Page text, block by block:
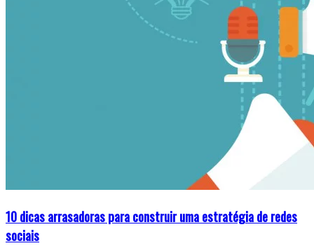
10 dicas arrasadoras para construir uma estratégia de redes
sociais